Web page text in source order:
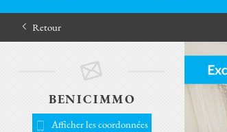
Retour
BENICIMMO
Afficher les coordonnées